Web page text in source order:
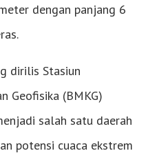
dengan panjang 6
dirilis Stasiun
Geofisika (BMKG)
salah satu daerah
potensi cuaca ekstrem